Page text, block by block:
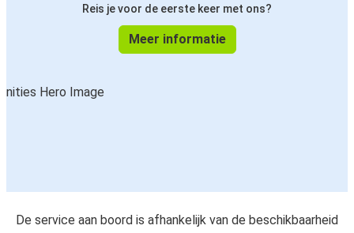
Reis je voor de eerste keer met ons?
Meer informatie
De service aan boord is afhankelijk van de beschikbaarheid